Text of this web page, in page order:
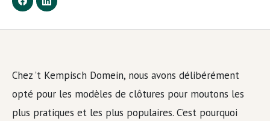
Chez ’t Kempisch Domein, nous avons délibérément
opté pour les modèles de clôtures pour moutons les
plus pratiques et les plus populaires. C’est pourquoi